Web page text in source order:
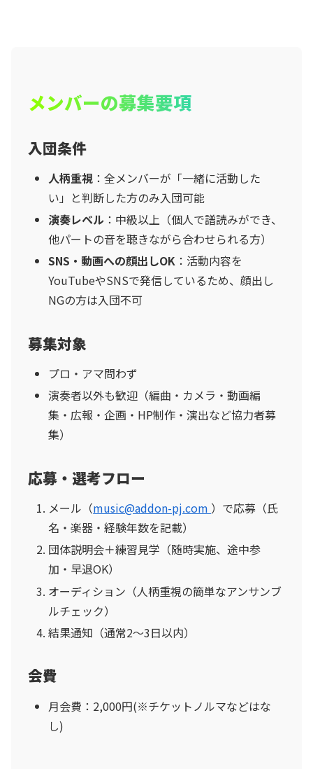
メンバーの募集要項
入団条件
人柄重視 ：全メンバーが「一緒に活動した
い」と判断した方のみ入団可能
演奏レベル ：中級以上（個人で譜読みができ、
他パートの音を聴きながら合わせられる方）
SNS・動画への顔出しOK ：活動内容を
YouTubeやSNSで発信しているため、顔出し
NGの方は入団不可
募集対象
プロ・アマ問わず
演奏者以外も歓迎（編曲・カメラ・動画編
集・広報・企画・HP制作・演出など協力者募
集）
応募・選考フロー
メール（music@addon-pj.com ）で応募（氏
名・楽器・経験年数を記載）
団体説明会＋練習見学（随時実施、途中参
加・早退OK）
オーディション（人柄重視の簡単なアンサンブ
ルチェック）
結果通知（通常2～3日以内）
会費
月会費：2,000円(※チケットノルマなどはな
し)